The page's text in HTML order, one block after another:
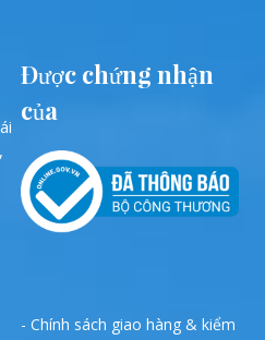
Được chứng nhận
của
- Chính sách giao hàng & kiểm